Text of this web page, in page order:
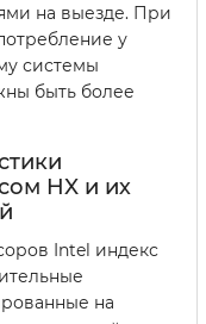
на выезде. При
у
системы
быть более
HX и их
Intel индекс
на